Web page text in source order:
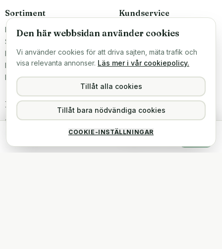
Sortiment
Bärbara datorer
Stationära datorer
Komponenter
Datortillbehör
Reservdelar
Kundservice
Kontaktformulär
Frakt & leverans
Betalning
Företaget
Om oss
Sälj till oss
Kontakt & butik
Teknikfronten Sverige AB
Malmö, Sverige
Dell OptiPlex 7060 SFF 3 899 kr
Den här webbsidan använder cookies
Vi använder cookies för att driva sajten, mäta trafik och
visa relevanta annonser. Läs mer i vår cookiepolicy.
Tillåt alla cookies
Tillåt bara nödvändiga cookies
COOKIE-INSTÄLLNINGAR